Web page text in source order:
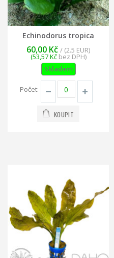
Echinodorus tropica
60,00 Kč / (2.5 EUR)
(53,57 Kčbez DPH)
Skladem
Počet:
KOUPIT